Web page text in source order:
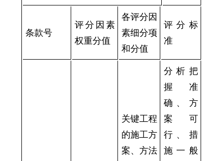
条款号
评分因素
权重分值
各评分因
素细分项
和分值
评分标
准
关键工程
的施工方
案、方法
分析把
握准
确、方
案可
行、措
施一般